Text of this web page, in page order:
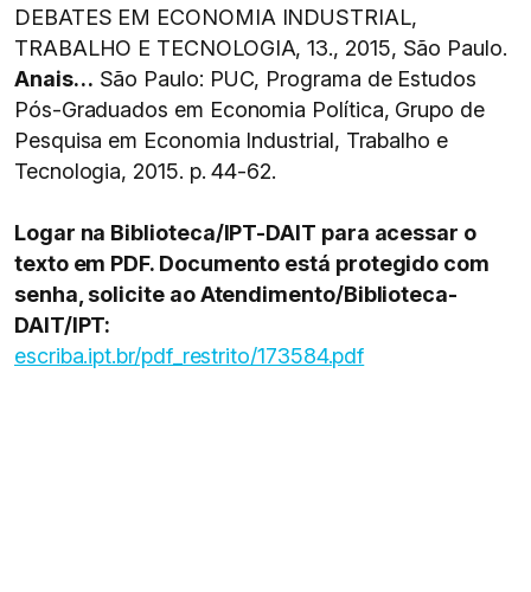
DEBATES EM ECONOMIA INDUSTRIAL,
TRABALHO E TECNOLOGIA, 13., 2015, São Paulo.
Anais… São Paulo: PUC, Programa de Estudos
Pós-Graduados em Economia Política, Grupo de
Pesquisa em Economia Industrial, Trabalho e
Tecnologia, 2015. p. 44-62.
Logar na Biblioteca/IPT-DAIT para acessar o
texto em PDF. Documento está protegido com
senha, solicite ao Atendimento/Biblioteca-
DAIT/IPT:
escriba.ipt.br/pdf_restrito/173584.pdf